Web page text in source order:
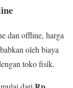
dan offline, harga
oleh biaya
toko fisik.